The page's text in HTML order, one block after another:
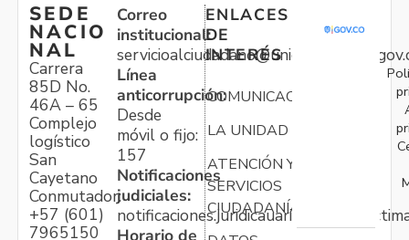
SEDE
NACIO
NAL
Carrera
85D No.
46A – 65
Complejo
logístico
San
Cayetano
Conmutador:
+57 (601)
7965150
Correo
institucional:
Línea
anticorrupción:
Desde
móvil o fijo:
157
Notificaciones
judiciales:
Horario de
ENLACES
DE
INTERÉS
COMUNICACIONES
LA UNIDAD
ATENCIÓN Y
SERVICIOS
CIUDADANÍA